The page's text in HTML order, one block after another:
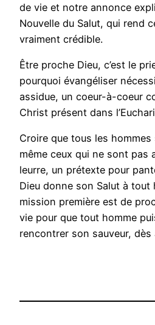
de vie et notre annonce
Nouvelle du Salut, qui rend
vraiment crédible.
Être proche Dieu, c’est le
pourquoi évangéliser
assidue, un coeur-à-coeur
Christ présent dans
Croire que tous les
même ceux qui ne sont pas
leurre, un prétexte pour
Dieu donne son Salut à tout
mission première est de
vie pour que tout homme
rencontrer son sauveur, dès